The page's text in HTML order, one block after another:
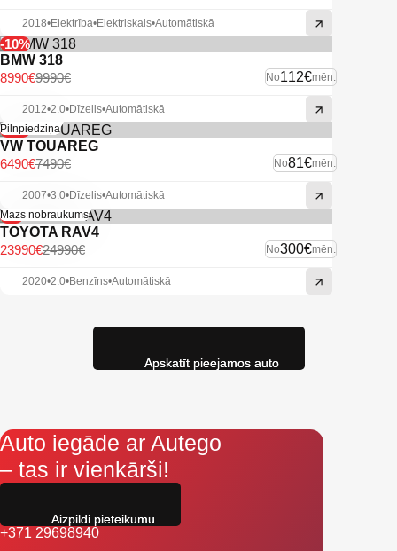
2018•Elektrība•Elektriskais•Automātiskā
-10%
BMW 318
No112€mēn.
9990€
8990€
2012•2.0•Dīzelis•Automātiskā
-13%
Pilnpiedziņa
VW TOUAREG
No81€mēn.
7490€
6490€
2007•3.0•Dīzelis•Automātiskā
-4%
Mazs nobraukums
TOYOTA RAV4
No300€mēn.
24990€
23990€
2020•2.0•Benzīns•Automātiskā
Auto iegāde ar Autego
– tas ir vienkārši!
+371 29698940